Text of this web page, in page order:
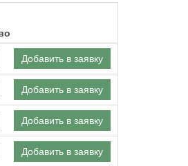
Добавить в заявку
Добавить в заявку
Добавить в заявку
Добавить в заявку